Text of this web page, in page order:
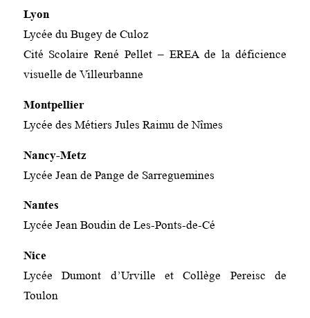
Lyon
Lycée du Bugey de Culoz
Cité Scolaire René Pellet – EREA de la déficience
visuelle de Villeurbanne
Montpellier
Lycée des Métiers Jules Raimu de Nîmes
Nancy-Metz
Lycée Jean de Pange de Sarreguemines
Nantes
Lycée Jean Boudin de Les-Ponts-de-Cé
Nice
Lycée Dumont d’Urville et Collège Pereisc de
Toulon